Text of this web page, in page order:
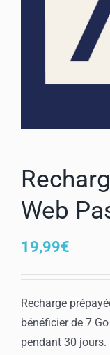
Web
19,99€
Recharge
bénéficier de 7
pendant 30 jours.